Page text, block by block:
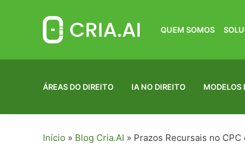
QUEM SOMOS
ÁREAS DO DIREITO IA NO DIREITO MODELOS
Início » Blog Cria.AI » Prazos Recursais no